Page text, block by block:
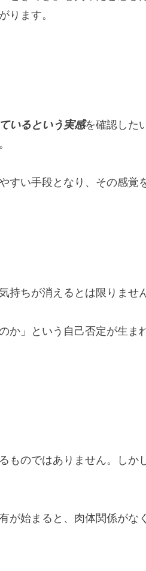
ります。
いるという実感を確認した
い手段となり、その感覚
ちが消えるとは限りませ
か」という自己否定が生
ものではありません。し
始まると、肉体関係がな